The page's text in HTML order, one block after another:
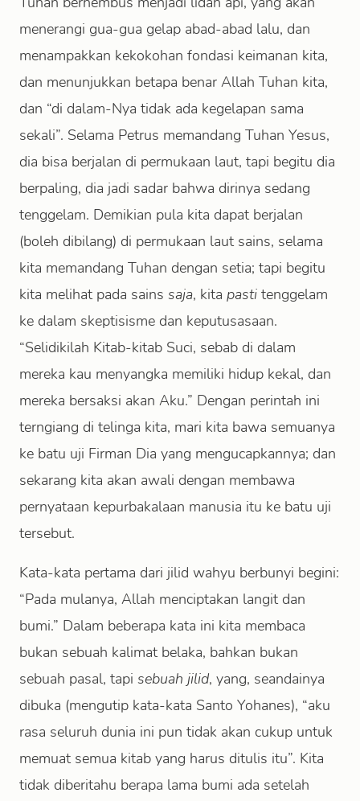
menerangi gua-gua gelap abad-abad lalu, dan
menampakkan kekokohan fondasi keimanan kita,
dan menunjukkan betapa benar Allah Tuhan kita,
dan “di dalam-Nya tidak ada kegelapan sama
sekali”. Selama Petrus memandang Tuhan Yesus,
dia bisa berjalan di permukaan laut, tapi begitu dia
berpaling, dia jadi sadar bahwa dirinya sedang
tenggelam. Demikian pula kita dapat berjalan
(boleh dibilang) di permukaan laut sains, selama
kita memandang Tuhan dengan setia; tapi begitu
kita melihat pada sains saja, kita pasti tenggelam
ke dalam skeptisisme dan keputusasaan.
“Selidikilah Kitab-kitab Suci, sebab di dalam
mereka kau menyangka memiliki hidup kekal, dan
mereka bersaksi akan Aku.” Dengan perintah ini
terngiang di telinga kita, mari kita bawa semuanya
ke batu uji Firman Dia yang mengucapkannya; dan
sekarang kita akan awali dengan membawa
pernyataan kepurbakalaan manusia itu ke batu uji
tersebut.
Kata-kata pertama dari jilid wahyu berbunyi begini:
“Pada mulanya, Allah menciptakan langit dan
bumi.” Dalam beberapa kata ini kita membaca
bukan sebuah kalimat belaka, bahkan bukan
sebuah pasal, tapi sebuah jilid, yang, seandainya
dibuka (mengutip kata-kata Santo Yohanes), “aku
rasa seluruh dunia ini pun tidak akan cukup untuk
memuat semua kitab yang harus ditulis itu”. Kita
tidak diberitahu berapa lama bumi ada setelah